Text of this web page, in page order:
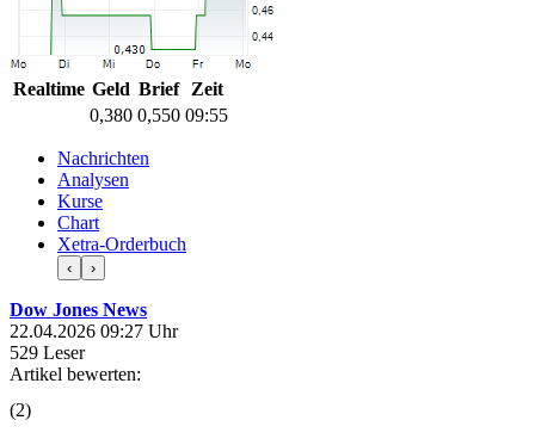
Realtime Geld Brief
Zeit
0,380 0,550 09:55
Nachrichten
Analysen
Kurse
Chart
Xetra-Orderbuch
‹ ›
Dow Jones News
22.04.2026 09:27 Uhr
529 Leser
Artikel bewerten:
(2)